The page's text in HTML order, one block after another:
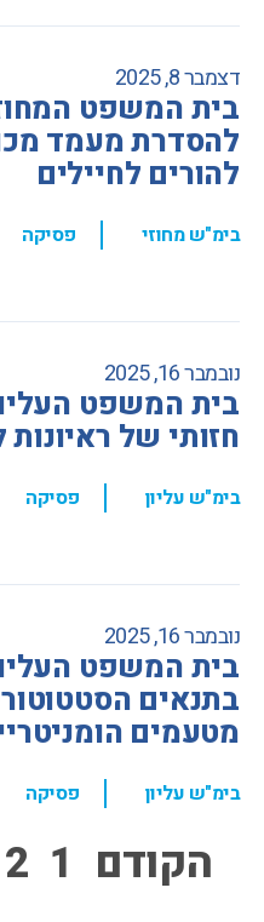
דצמבר 8, 2025
בית המשפט
להסדרת מעמד
להורים לחיילים
בימ"ש מחוזי , פסיקה
נובמבר 16, 2025
בית המשפט
חזותי של
בימ"ש עליון , פסיקה
נובמבר 16, 2025
בית המשפט
בתנאים
מטעמים
בימ"ש עליון , פסיקה
הקודם 1
2